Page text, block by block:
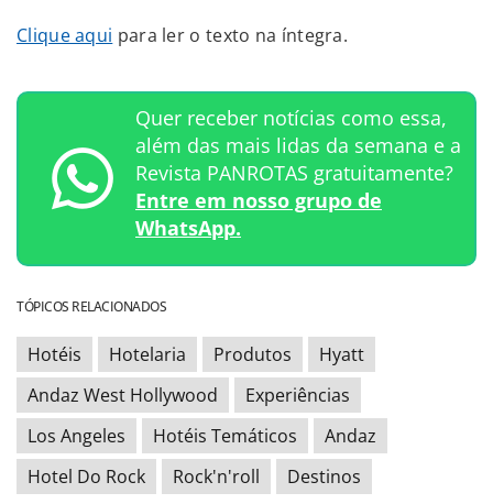
Clique aqui para ler o texto na íntegra.
Quer receber notícias como essa,
além das mais lidas da semana e a
Revista PANROTAS gratuitamente?
Entre em nosso grupo de
WhatsApp.
TÓPICOS RELACIONADOS
Hotéis Hotelaria Produtos
Hyatt
Andaz West Hollywood
Experiências
Los Angeles
Hotéis Temáticos
Andaz
Hotel Do Rock
Rock'n'roll Destinos